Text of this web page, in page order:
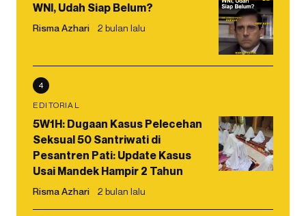
WNI, Udah Siap Belum?
Risma Azhari 2 bulan lalu
4
EDITORIAL
5W1H: Dugaan Kasus Pelecehan
Seksual 50 Santriwati di
Pesantren Pati: Update Kasus
Usai Mandek Hampir 2 Tahun
Risma Azhari 2 bulan lalu